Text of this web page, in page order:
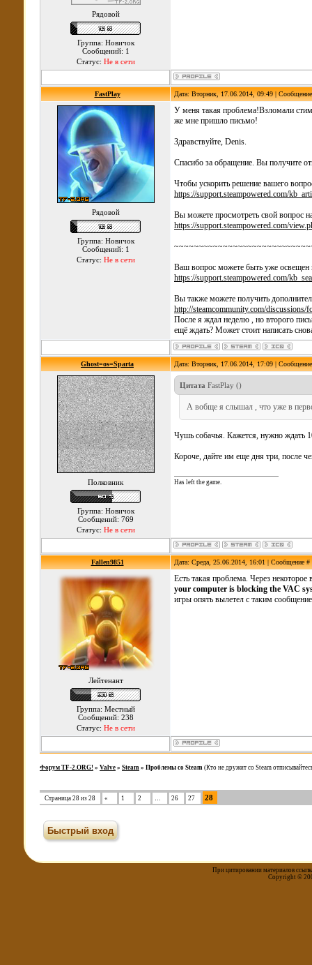
Рядовой
Группа: Новичок
Сообщений: 1
Статус: Не в сети
FastPlay Дата: Вторник, 17.06.2014, 09:49 |
Рядовой
Группа: Новичок
Сообщений: 1
Статус: Не в сети
У меня такая проблема!Взломали
же мне пришло письмо!
Здравствуйте, Denis.
Спасибо за обращение. Вы получите
Чтобы ускорить решение вашего
https://support.steampowered.com/
Вы можете просмотреть свой вопрос
https://support.steampowered.com/
Ваш вопрос можете быть уже освещен
https://support.steampowered.com/
Вы также можете получить
http://steamcommunity.com/discussions/
После я ждал неделю , но второго
ещё ждать? Может стоит написать
Ghost=os=Sparta Дата: Вторник, 17.06.2014, 17:09 |
Полковник
Группа: Новичок
Сообщений: 769
Статус: Не в сети
Цитата FastPlay ()
А вобще я слышал , что уже в
Чушь собачья. Кажется, нужно ждать
Короче, дайте им еще дня три, после
Has left the game.
Fallen9851 Дата: Среда, 25.06.2014, 16:01 | Сообщение #
Лейтенант
Группа: Местный
Сообщений: 238
Статус: Не в сети
Есть такая проблема. Через
your computer is blocking the VAC
игры опять вылетел с таким
Форум TF-2.ORG! » Valve » Steam » Проблемы со Steam (Кто не дружит со Steam
Страница 28 из 28 « 1 2 … 26 27 28
При цитировании материалов
Copyright ©